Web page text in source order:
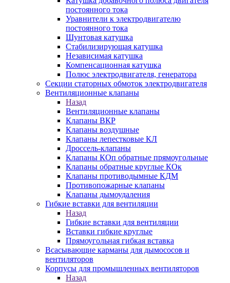
постоянного тока
Уравнители к электродвигателю
постоянного тока
Шунтовая катушка
Стабилизирующая катушка
Независимая катушка
Компенсационная катушка
Полюс электродвигателя, генератора
Секции статорных обмоток электродвигателя
Вентиляционные клапаны
Назад
Вентиляционные клапаны
Клапаны ВКР
Клапаны воздушные
Клапаны лепестковые КЛ
Дроссель-клапаны
Клапаны КОп обратные прямоугольные
Клапаны обратные круглые КОк
Клапаны противодымные КДМ
Противопожарные клапаны
Клапаны дымоудаления
Гибкие вставки для вентиляции
Назад
Гибкие вставки для вентиляции
Вставки гибкие круглые
Прямоугольная гибкая вставка
Всасывающие карманы для дымососов и
вентиляторов
Корпусы для промышленных вентиляторов
Назад